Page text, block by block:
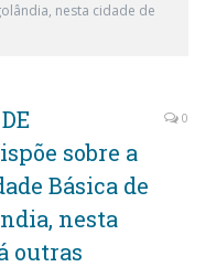
nesta cidade de
sobre a
Básica de
nesta
outras
0